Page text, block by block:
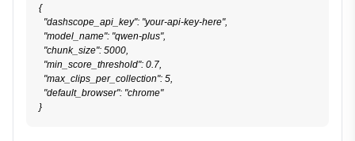
{
  "dashscope_api_key": "your-api-key-here",
  "model_name": "qwen-plus",
  "chunk_size": 5000,
  "min_score_threshold": 0.7,
  "max_clips_per_collection": 5,
  "default_browser": "chrome"
}